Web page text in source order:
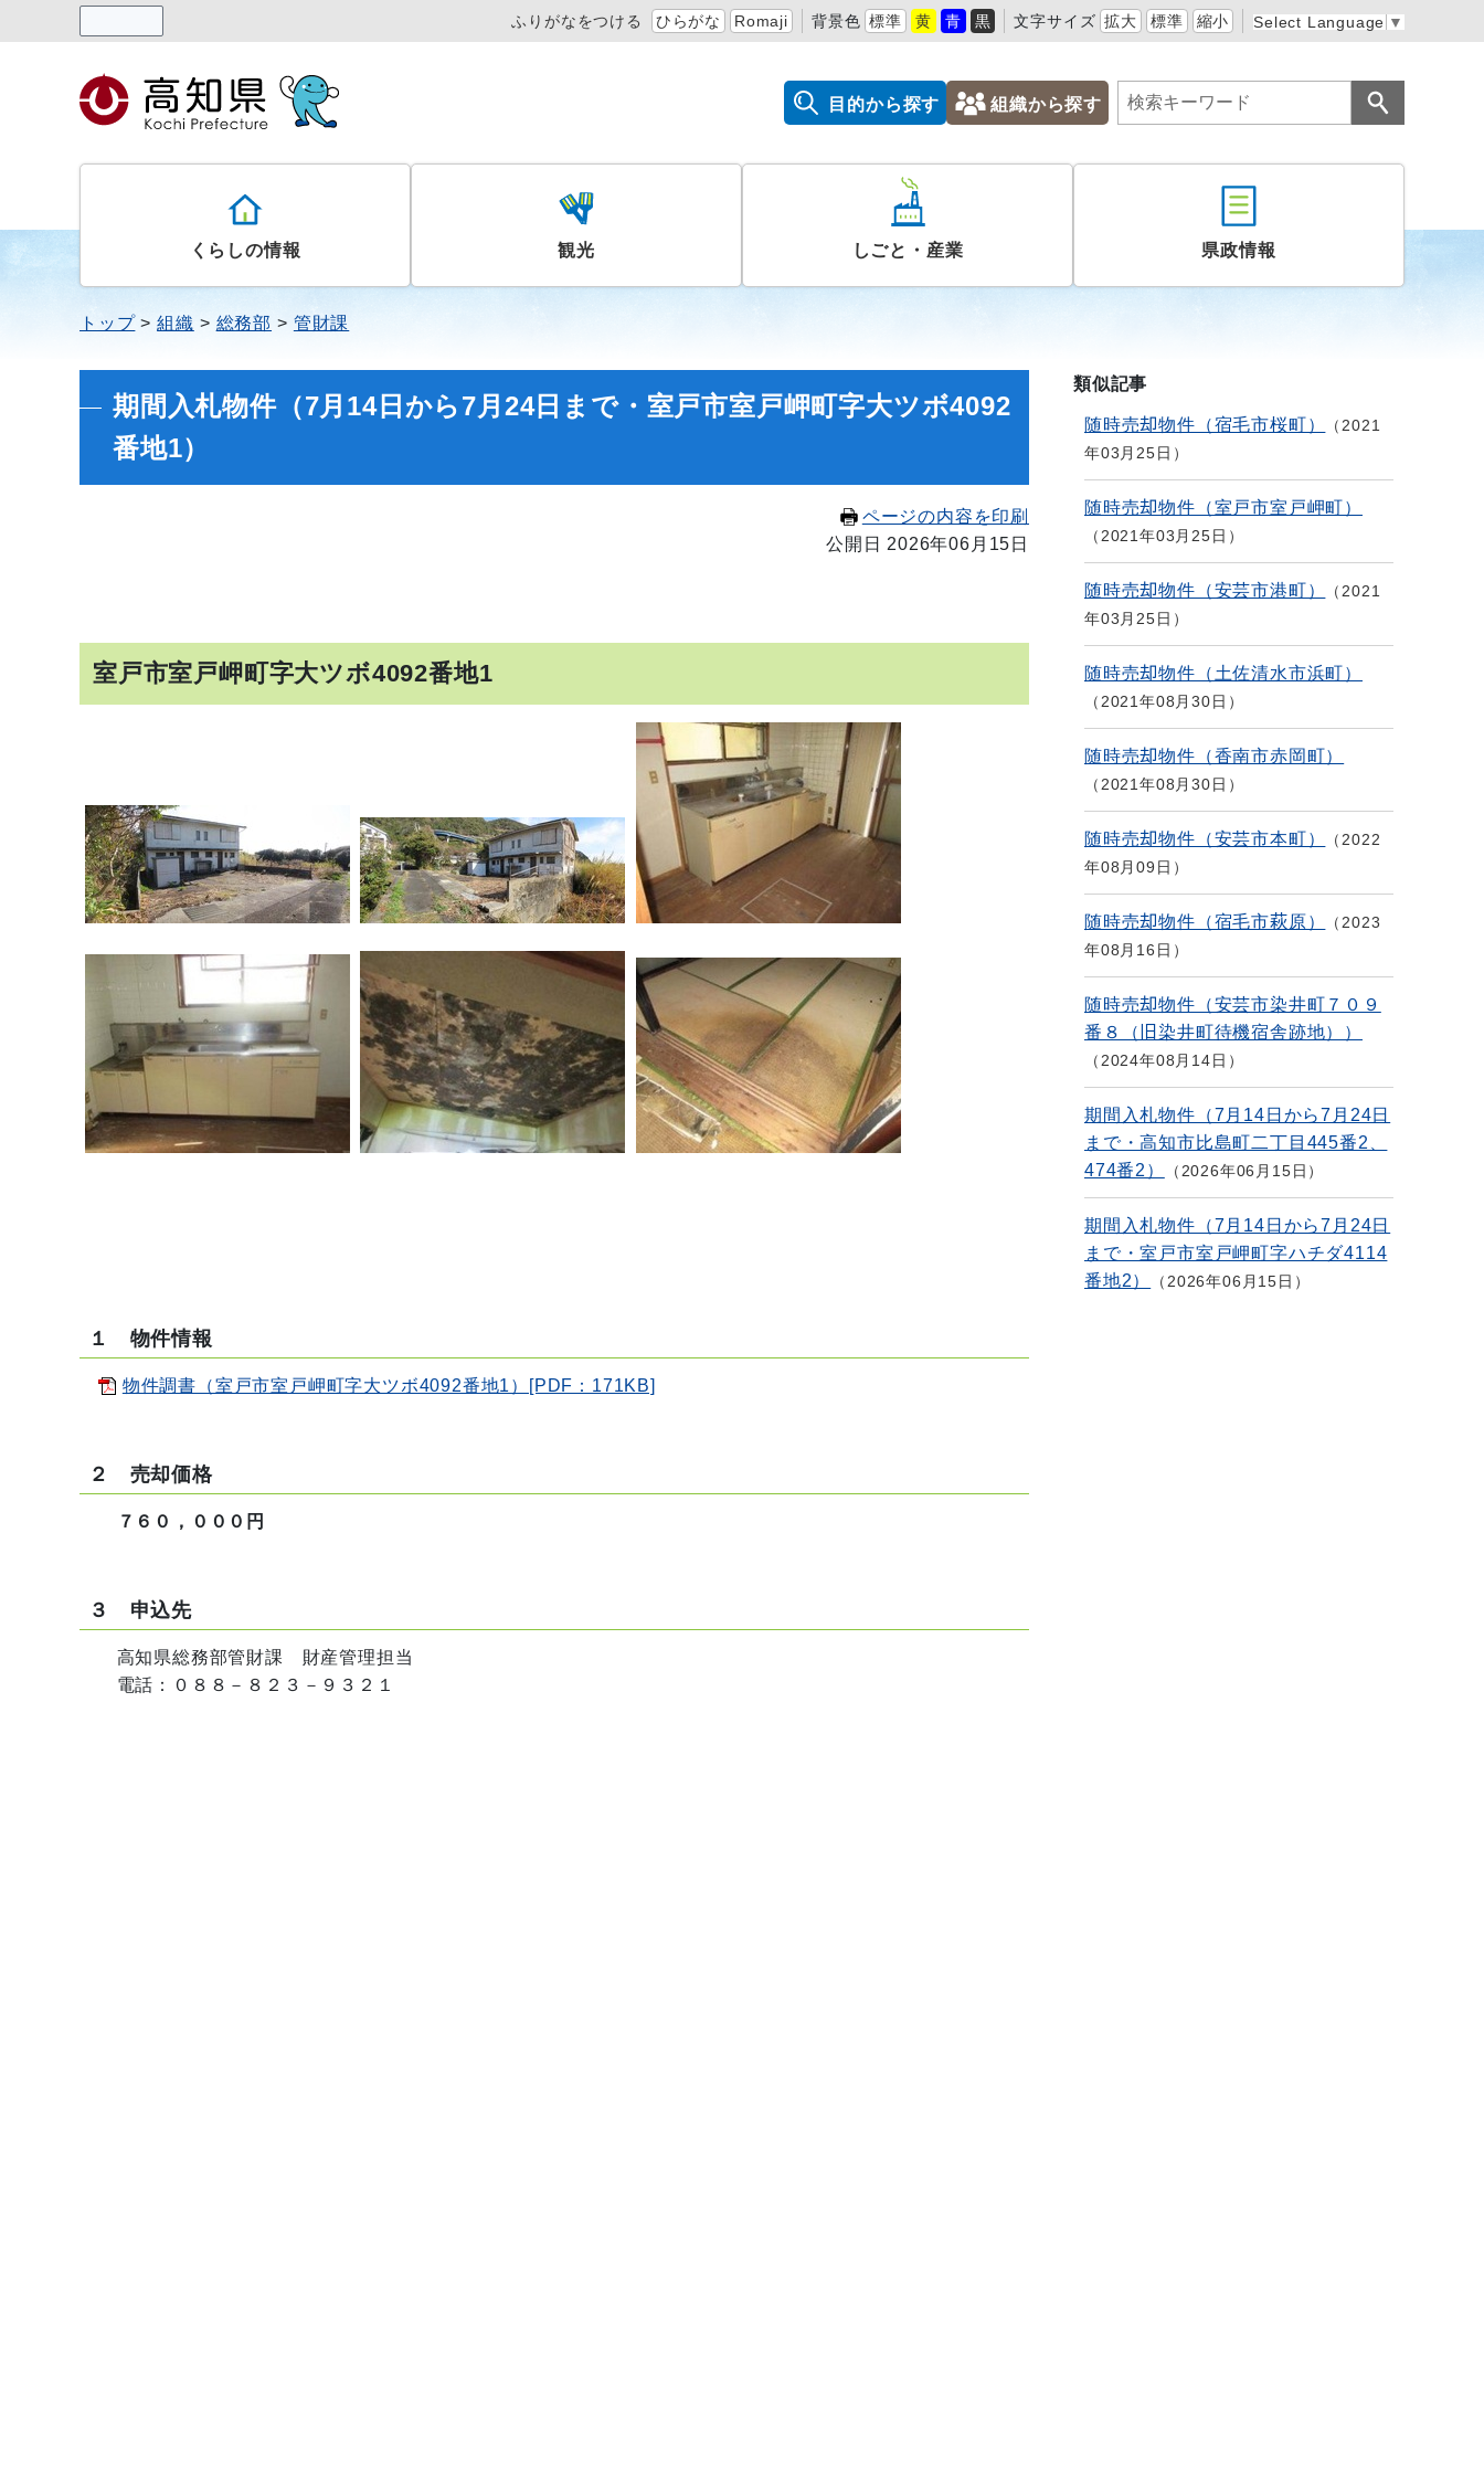
ふりがなをつける ひらがな Romaji 背景色 標準 黄 青 黒 文字サイズ 拡大 標準 縮小 Select Language ▼
目的から探す 組織から探す
くらしの情報 観光 しごと・産業 県政情報
トップ 組織 総務部 管財課
期間入札物件（7月14日から7月24日まで・室戸市室戸岬町字大ツボ4092
番地1）
ページの内容を印刷
公開日 2026年06月15日
室戸市室戸岬町字大ツボ4092番地1
１ 物件情報
物件調書（室戸市室戸岬町字大ツボ4092番地1）[PDF：171KB]
２ 売却価格
７６０，０００円
３ 申込先
高知県総務部管財課 財産管理担当
電話：０８８－８２３－９３２１
類似記事
随時売却物件（宿毛市桜町）
2021
年03月25日
随時売却物件（室戸市室戸岬町）
2021年03月25日
随時売却物件（安芸市港町）
2021
年03月25日
随時売却物件（土佐清水市浜町）
2021年08月30日
随時売却物件（香南市赤岡町）
2021年08月30日
随時売却物件（安芸市本町）
2022
年08月09日
随時売却物件（宿毛市萩原）
2023
年08月16日
随時売却物件（安芸市染井町７０９
番８（旧染井町待機宿舎跡地））
2024年08月14日
期間入札物件（7月14日から7月24日
まで・高知市比島町二丁目445番2、
474番2）
2026年06月15日
期間入札物件（7月14日から7月24日
まで・室戸市室戸岬町字ハチダ4114
番地2）
2026年06月15日